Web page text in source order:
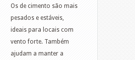
Os de cimento são mais
pesados e estáveis,
ideais para locais com
vento forte. Também
ajudam a manter a